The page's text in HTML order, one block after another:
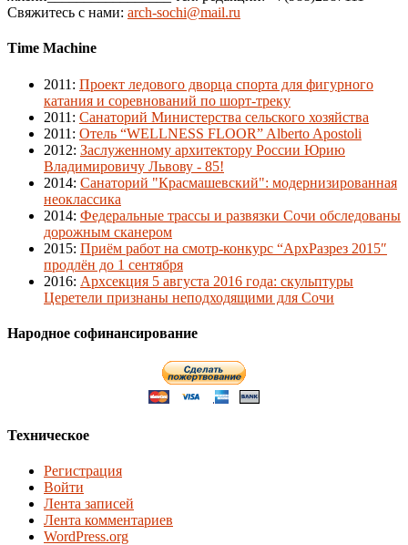
Свяжитесь с нами: arch-sochi@mail.ru
Time Machine
2011 : Проект ледового дворца спорта для фигурного
катания и соревнований по шорт-треку
2011 : Санаторий Министерства сельского хозяйства
2011 : Отель “WELLNESS FLOOR” Alberto Apostoli
2012: Заслуженному архитектору России Юрию
Владимировичу Львову - 85!
2014: Санаторий "Красмашевский": модернизированная
неоклассика
2014: Федеральные трассы и развязки Сочи обследованы
дорожным сканером
2015: Приём работ на смотр-конкурс “АрхРазрез 2015″
продлён до 1 сентября
2016: Архсекция 5 августа 2016 года: скульптуры
Церетели признаны неподходящими для Сочи
Народное софинансирование
Техническое
Регистрация
Войти
Лента записей
Лента комментариев
WordPress.org